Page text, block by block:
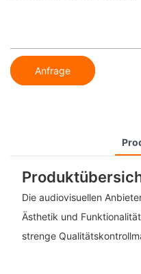
Anfrage
Die audiovisuellen
Ästhetik und
strenge